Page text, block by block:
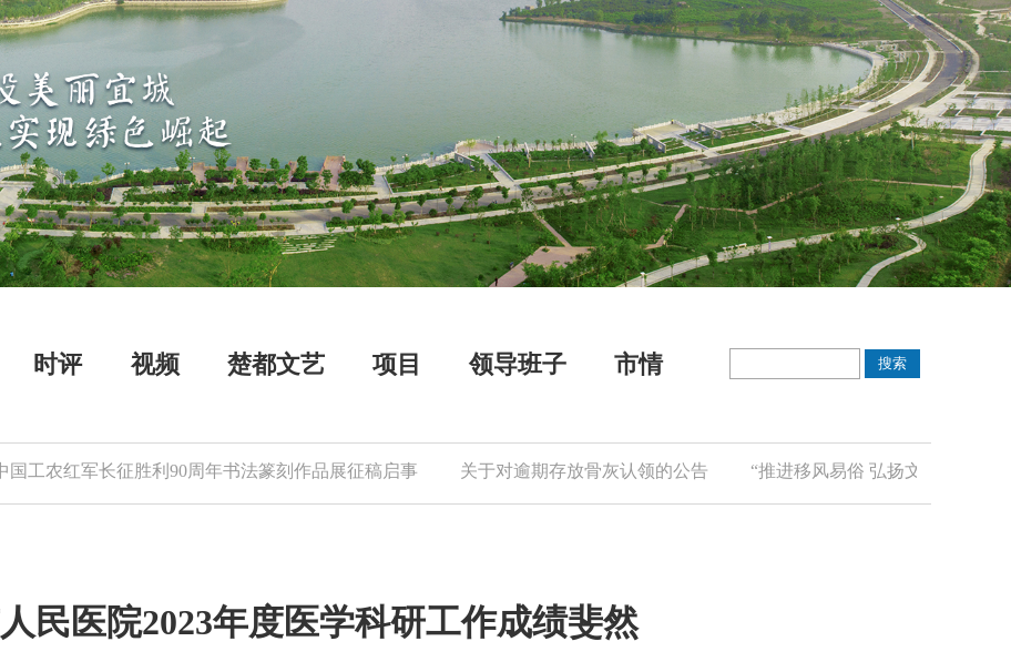
时评 视频 楚都文艺 项目 领导班子 市情
农红军长征胜利90周年书法篆刻作品展征稿启事 关于对逾期存放骨灰认领的公告 “推进移风易俗 弘扬文明新风”倡议书
民医院2023年度医学科研工作成绩斐然